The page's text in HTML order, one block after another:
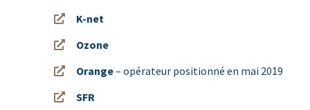
K-net
Ozone
Orange– opérateur positionné en mai 2019
SFR